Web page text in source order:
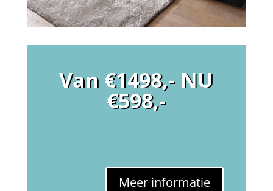
Van €1498,- NU
€598,-
Meer informatie